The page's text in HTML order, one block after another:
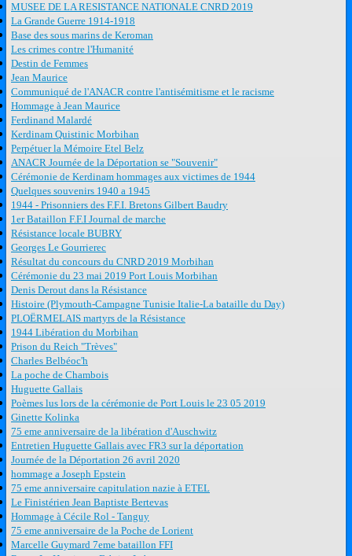
MUSEE DE LA RESISTANCE NATIONALE CNRD 2019
La Grande Guerre 1914-1918
Base des sous marins de Keroman
Les crimes contre l'Humanité
Destin de Femmes
Jean Maurice
Communiqué de l'ANACR contre l'antisémitisme et le racisme
Hommage à Jean Maurice
Ferdinand Malardé
Kerdinam Quistinic Morbihan
Perpétuer la Mémoire Etel Belz
ANACR Journée de la Déportation se "Souvenir"
Cérémonie de Kerdinam hommages aux victimes de 1944
Quelques souvenirs 1940 a 1945
1944 - Prisonniers des F.F.I. Bretons Gilbert Baudry
1er Bataillon F.F.I Journal de marche
Résistance locale BUBRY
Georges Le Gourrierec
Résultat du concours du CNRD 2019 Morbihan
Cérémonie du 23 mai 2019 Port Louis Morbihan
Denis Derout dans la Résistance
Histoire (Plymouth-Campagne Tunisie Italie-La bataille du Day)
PLOËRMELAIS martyrs de la Résistance
1944 Libération du Morbihan
Prison du Reich "Trèves"
Charles Belbéoc'h
La poche de Chambois
Huguette Gallais
Poèmes lus lors de la cérémonie de Port Louis le 23 05 2019
Ginette Kolinka
75 eme anniversaire de la libération d'Auschwitz
Entretien Huguette Gallais avec FR3 sur la déportation
Journée de la Déportation 26 avril 2020
hommage a Joseph Epstein
75 eme anniversaire capitulation nazie à ETEL
Le Finistérien Jean Baptiste Bertevas
Hommage à Cécile Rol - Tanguy
75 eme anniversaire de la Poche de Lorient
Marcelle Guymard 7eme bataillon FFI